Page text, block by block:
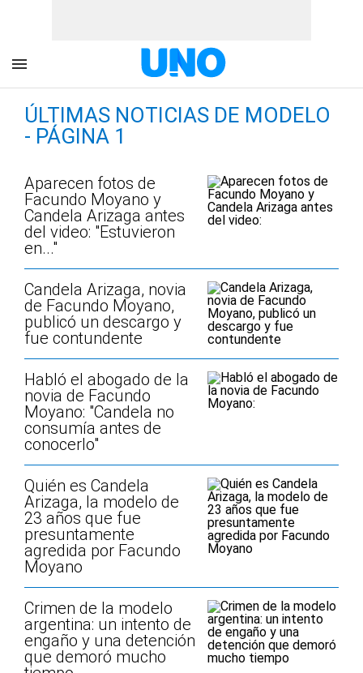
ÚLTIMAS NOTICIAS DE MODELO
- PÁGINA 1
Aparecen fotos de
Facundo Moyano y
Candela Arizaga antes
del video: "Estuvieron
en..."
Candela Arizaga, novia
de Facundo Moyano,
publicó un descargo y
fue contundente
Habló el abogado de la
novia de Facundo
Moyano: "Candela no
consumía antes de
conocerlo"
Quién es Candela
Arizaga, la modelo de
23 años que fue
presuntamente
agredida por Facundo
Moyano
Crimen de la modelo
argentina: un intento de
engaño y una detención
que demoró mucho